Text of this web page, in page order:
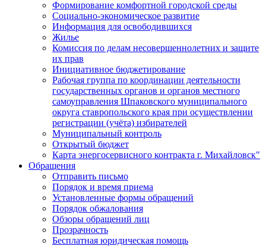
Формирование комфортной городской среды
Социально-экономическое развитие
Информация для освободившихся
Жилье
Комиссия по делам несовершеннолетних и защите
их прав
Инициативное бюджетирование
Рабочая группа по координации деятельности
государственных органов и органов местного
самоуправления Шпаковского муниципального
округа ставропольского края при осуществлении
регистрации (учёта) избирателей
Муниципальный контроль
Открытый бюджет
Карта энергосервисного контракта г. Михайловск"
Обращения
Отправить письмо
Порядок и время приема
Установленные формы обращений
Порядок обжалования
Обзоры обращений лиц
Прозрачность
Бесплатная юридическая помощь